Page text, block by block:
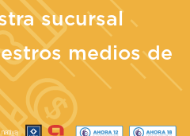
sucursal
medios de